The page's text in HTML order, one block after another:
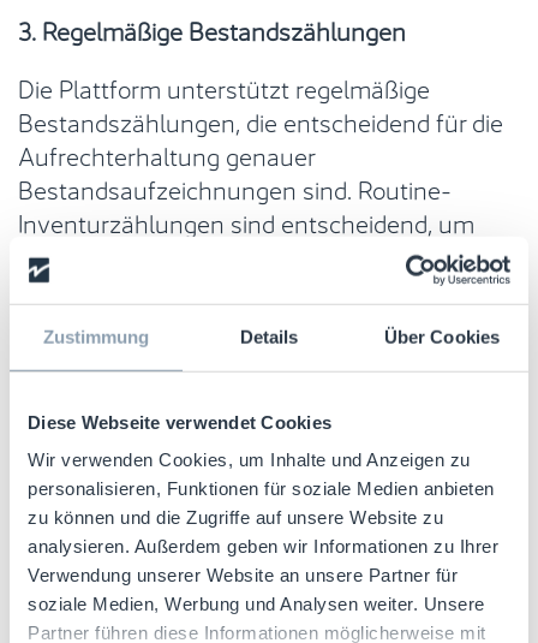
Zustimmung Details Über Cookies
Diese Webseite verwendet Cookies
Wir verwenden Cookies, um Inhalte und Anzeigen zu
personalisieren, Funktionen für soziale Medien anbieten
zu können und die Zugriffe auf unsere Website zu
analysieren. Außerdem geben wir Informationen zu Ihrer
Verwendung unserer Website an unsere Partner für
soziale Medien, Werbung und Analysen weiter. Unsere
Partner führen diese Informationen möglicherweise mit
3. Regelmäßige Bestandszählungen
Die Plattform unterstützt regelmäßige
Bestandszählungen, die entscheidend für die
Aufrechterhaltung genauer
Bestandsaufzeichnungen sind. Routine-
Inventurzählungen sind entscheidend, um
Diskrepanzen frühzeitig zu erkennen und die
Wahrscheinlichkeit zu verringern, dass sich
Phantombestände entstehen.
4.Verbesserte Berichterstattung
ItemOptix bietet detaillierte Berichte und
Echtzeit-Warnungen zum Bestandsstatus.
Unternehmen erhalten Warnmeldungen über
Unstimmigkeiten, abgelaufene Artikel oder
fehlende Bestände. Dies ermöglicht ein
schnelles Handeln zur Behebung dieser